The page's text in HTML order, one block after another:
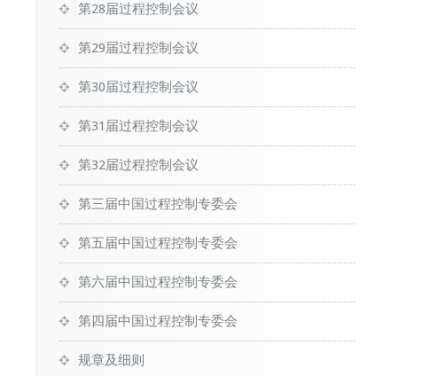
第28届过程控制会议
第29届过程控制会议
第30届过程控制会议
第31届过程控制会议
第32届过程控制会议
第三届中国过程控制专委会
第五届中国过程控制专委会
第六届中国过程控制专委会
第四届中国过程控制专委会
规章及细则